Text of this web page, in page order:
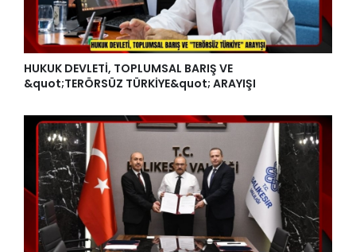
HUKUK DEVLETİ, TOPLUMSAL BARIŞ VE
&quot;TERÖRSÜZ TÜRKİYE&quot; ARAYIŞI